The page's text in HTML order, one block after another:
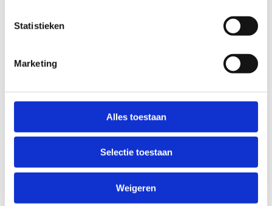
Statistieken
Marketing
Alles toestaan
Selectie toestaan
Weigeren
en bovendien ligt Sport Vlaanderen Waregem op
het traject van de route tussen fietsknooppunt 21
Ontdek wanneer deze sportieve weekends
je eigen fiets meebrengen of bij ons een
mountainbike huren.